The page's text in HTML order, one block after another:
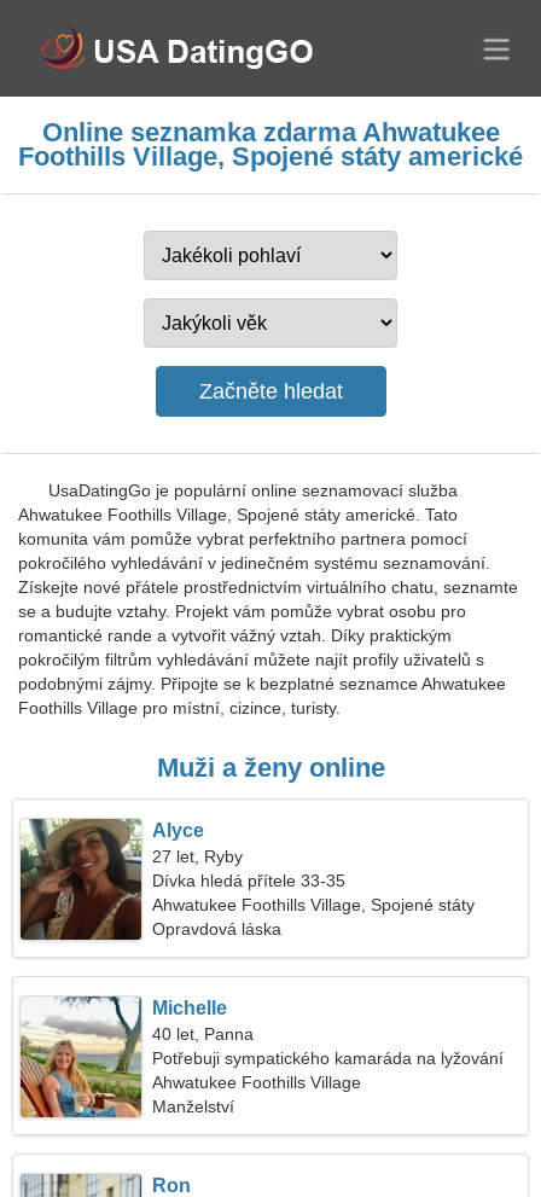
Online seznamka zdarma Ahwatukee
Foothills Village, Spojené státy americké
UsaDatingGo je populární online seznamovací služba
Ahwatukee Foothills Village, Spojené státy americké. Tato
komunita vám pomůže vybrat perfektního partnera pomocí
pokročilého vyhledávání v jedinečném systému seznamování.
Získejte nové přátele prostřednictvím virtuálního chatu, seznamte
se a budujte vztahy. Projekt vám pomůže vybrat osobu pro
romantické rande a vytvořit vážný vztah. Díky praktickým
pokročilým filtrům vyhledávání můžete najít profily uživatelů s
podobnými zájmy. Připojte se k bezplatné seznamce Ahwatukee
Foothills Village pro místní, cizince, turisty.
Muži a ženy online
Alyce
27 let, Ryby
Dívka hledá přítele 33-35
Ahwatukee Foothills Village, Spojené státy
americké
Opravdová láska
Michelle
40 let, Panna
Potřebuji sympatického kamaráda na lyžování
Ahwatukee Foothills Village
Manželství
Ron